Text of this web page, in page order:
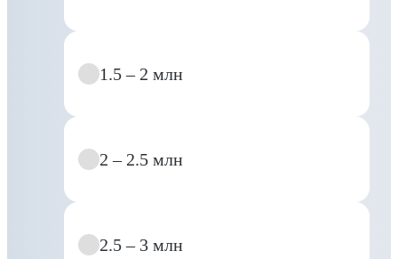
1.5 – 2 млн
2 – 2.5 млн
2.5 – 3 млн